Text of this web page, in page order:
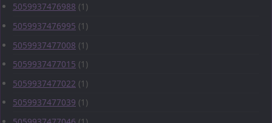
5059937476988 (1)
5059937476995 (1)
5059937477008 (1)
5059937477015 (1)
5059937477022 (1)
5059937477039 (1)